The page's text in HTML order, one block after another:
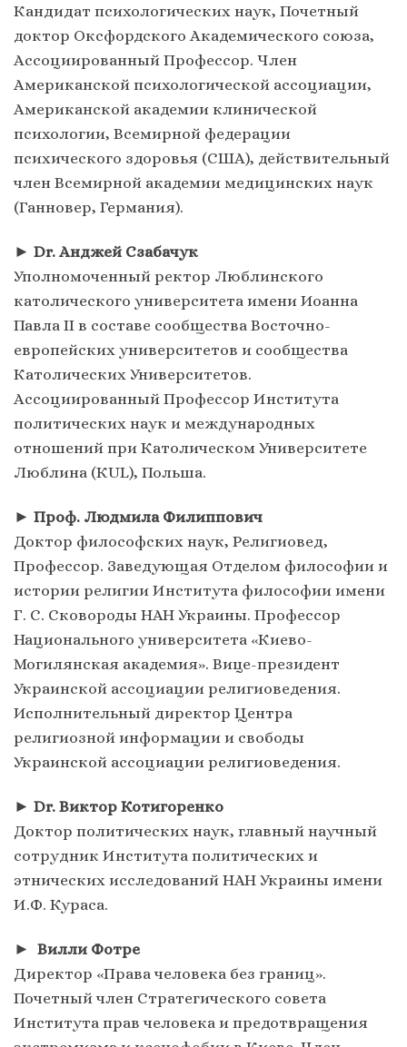
Кандидат психологических наук, Почетный
доктор Оксфордского Академического союза,
Ассоциированный Профессор. Член
Американской психологической ассоциации,
Американской академии клинической
психологии, Всемирной федерации
психического здоровья (США), действительный
член Всемирной академии медицинских наук
(Ганновер, Германия).
► Dr. Анджей Сзабачук
Уполномоченный ректор Люблинского
католического университета имени Иоанна
Павла II в составе сообщества Восточно-
европейских университетов и сообщества
Католических Университетов.
Ассоциированный Профессор Института
политических наук и международных
отношений при Католическом Университете
Люблина (КUL), Польша.
► Проф. Людмила Филиппович
Доктор философских наук, Религиовед,
Профессор. Заведующая Отделом философии и
истории религии Института философии имени
Г. С. Сковороды НАН Украины. Профессор
Национального университета «Киево-
Могилянская академия». Вице-президент
Украинской ассоциации религиоведения.
Исполнительный директор Центра
религиозной информации и свободы
Украинской ассоциации религиоведения.
► Dr. Виктор Котигоренко
Доктор политических наук, главный научный
сотрудник Института политических и
этнических исследований НАН Украины имени
И.Ф. Кураса.
► Вилли Фотре
Директор «Права человека без границ».
Почетный член Стратегического совета
Института прав человека и предотвращения